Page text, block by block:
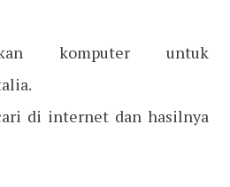
komputer untuk
di internet dan hasilnya